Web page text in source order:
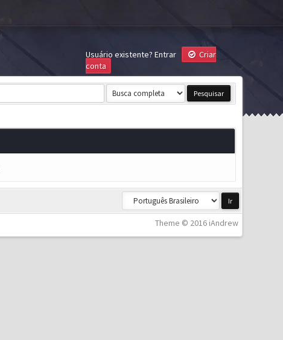
Usuário existente? Entrar
Criar
conta
Theme © 2016 iAndrew